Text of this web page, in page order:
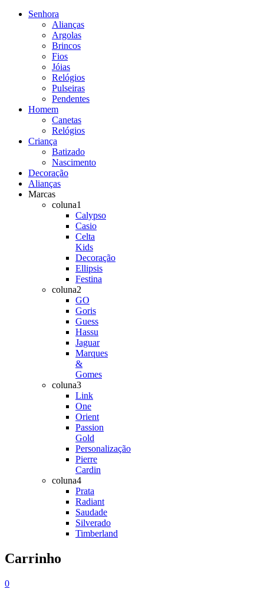
Senhora
Alianças
Argolas
Brincos
Fios
Jóias
Relógios
Pulseiras
Pendentes
Homem
Canetas
Relógios
Criança
Batizado
Nascimento
Decoração
Alianças
Marcas
coluna1
Calypso
Casio
Celta
Kids
Decoração
Ellipsis
Festina
coluna2
GO
Goris
Guess
Hassu
Jaguar
Marques
&
Gomes
coluna3
Link
One
Orient
Passion
Gold
Personalização
Pierre
Cardin
coluna4
Prata
Radiant
Saudade
Silverado
Timberland
Carrinho
0